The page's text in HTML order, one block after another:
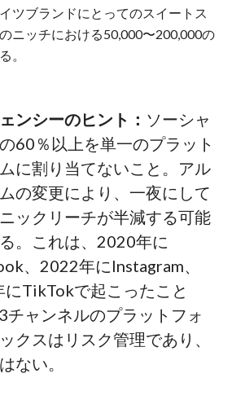
ツブランドにとってのスイートス
ニッチにおける50,000〜200,000の
。
ンシーのヒント： ソーシャ
60％以上を単一のプラット
に割り当てないこと。アル
の変更により、一夜にして
ックリーチが半減する可能
。これは、2020年に
、2022年にInstagram、
TikTokで起こったこと
チャンネルのプラットフォ
クスはリスク管理であり、
ない。